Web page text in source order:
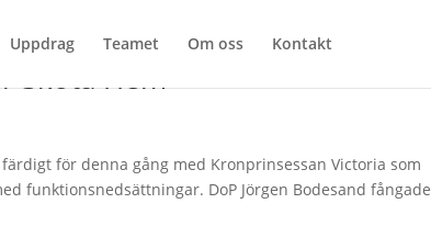
Uppdrag Teamet Om oss Kontakt
Skota Hem
för denna gång med Kronprinsessan Victoria som
funktionsnedsättningar. DoP Jörgen Bodesand fångade